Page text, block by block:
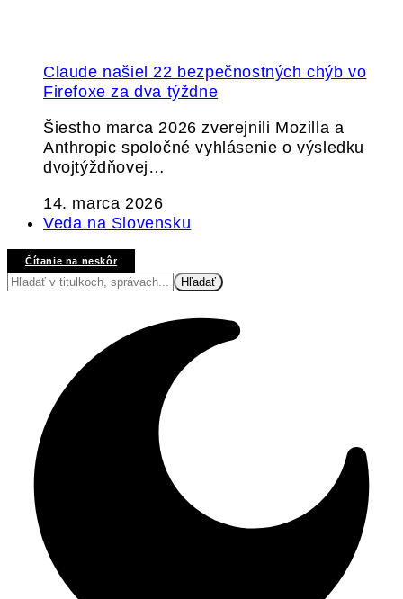
Claude našiel 22 bezpečnostných chýb vo
Firefoxe za dva týždne
Šiestho marca 2026 zverejnili Mozilla a
Anthropic spoločné vyhlásenie o výsledku
dvojtýždňovej…
14. marca 2026
Veda na Slovensku
Čítanie na neskôr